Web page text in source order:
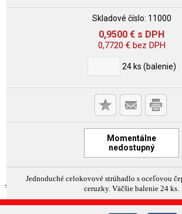
Skladové číslo: 11000
0,9500 € s DPH
0,7720 €bez DPH
24 ks (balenie)
Momentálne
nedostupný
Jednoduché celokovové strúhadlo s oceľovou
ceruzky. Väčšie balenie 24 ks.